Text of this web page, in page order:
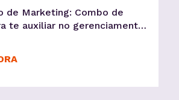
de Marketing: Combo de
te auxiliar no gerenciamento